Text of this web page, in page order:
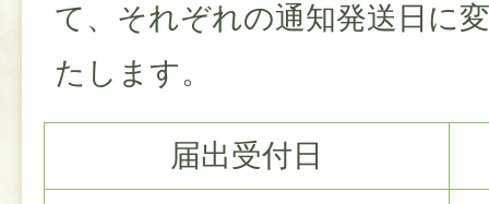
て、それぞれの通知発送日に
たします。
届出受付日